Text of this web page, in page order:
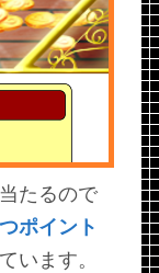
たるので
ポイント
います。